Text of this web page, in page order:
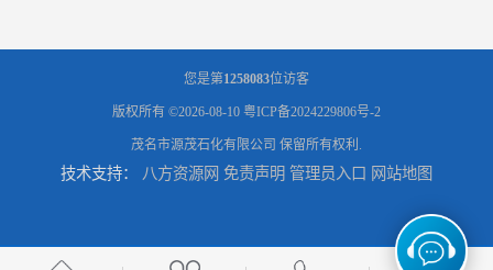
您是第1258083位访客
版权所有 ©2026-08-10 粤ICP备2024229806号-2
茂名市源茂石化有限公司 保留所有权利.
技术支持： 八方资源网 免责声明 管理员入口 网站地图